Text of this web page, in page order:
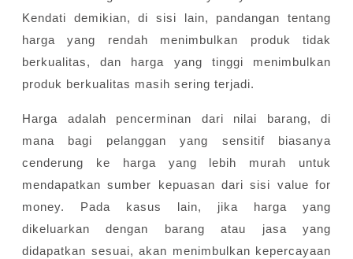
Kendati demikian, di sisi lain, pandangan tentang
harga yang rendah menimbulkan produk tidak
berkualitas, dan harga yang tinggi menimbulkan
produk berkualitas masih sering terjadi.
Harga adalah pencerminan dari nilai barang, di
mana bagi pelanggan yang sensitif biasanya
cenderung ke harga yang lebih murah untuk
mendapatkan sumber kepuasan dari sisi value for
money. Pada kasus lain, jika harga yang
dikeluarkan dengan barang atau jasa yang
didapatkan sesuai, akan menimbulkan kepercayaan